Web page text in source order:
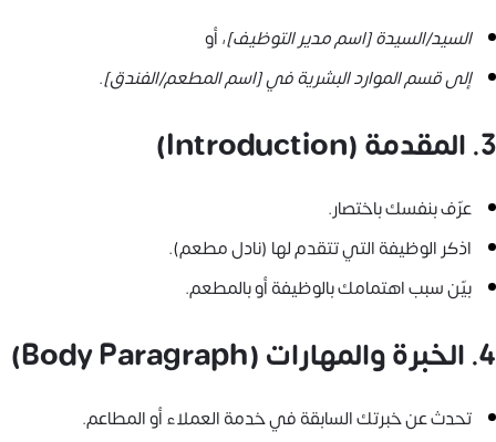
السيد/السيدة [اسم مدير التوظيف]، أو
إلى قسم الموارد البشرية في [اسم المطعم/الفندق].
3. المقدمة (Introduction)
عرّف بنفسك باختصار.
اذكر الوظيفة التي تتقدم لها (نادل مطعم).
بيّن سبب اهتمامك بالوظيفة أو بالمطعم.
4. الخبرة والمهارات (Body Paragraph)
تحدث عن خبرتك السابقة في خدمة العملاء أو المطاعم.